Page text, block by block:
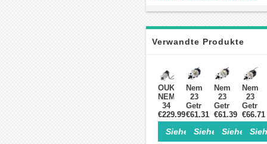
Verwandte Produkte
OUKEDA
NEMA
34
Schrittmotor
mit
Planetengetriebe,
Untersetzung
€229.99
Siehe Einzelheiten>
Nema
23
Getriebe
Schrittmotor
mit
15:1
Planetengetriebe
€61.31
Siehe
Nema
23
mit
47:1
0.039
€61.39
Siehe
Nema
23
mit
4:1
0.42
€66.71